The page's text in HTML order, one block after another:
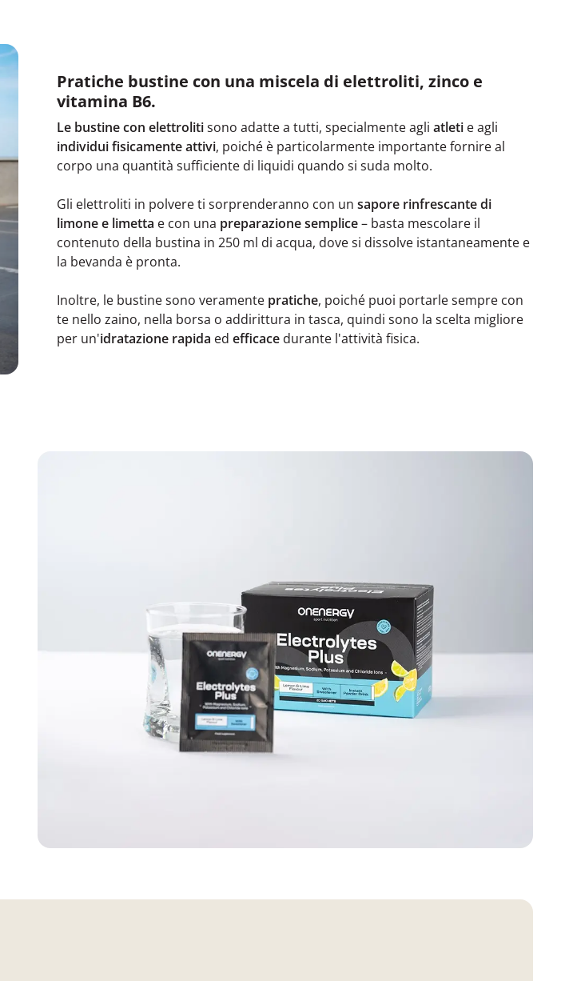
Pratiche bustine con una miscela di elettroliti, zinco e
vitamina B6.
Le bustine con elettrolitisono adatte a tutti, specialmente agli atleti e agli
individui fisicamente attivi, poiché è particolarmente importante fornire al
corpo una quantità sufficiente di liquidi quando si suda molto.
Gli elettroliti in polvere ti sorprenderanno con un sapore rinfrescante di
limone e limetta e con una preparazione semplice– basta mescolare il
contenuto della bustina in 250 ml di acqua, dove si dissolve istantaneamente e
la bevanda è pronta.
Inoltre, le bustine sono veramente pratiche, poiché puoi portarle sempre con
te nello zaino, nella borsa o addirittura in tasca, quindi sono la scelta migliore
per un'idratazione rapida ed efficace durante l'attività fisica.